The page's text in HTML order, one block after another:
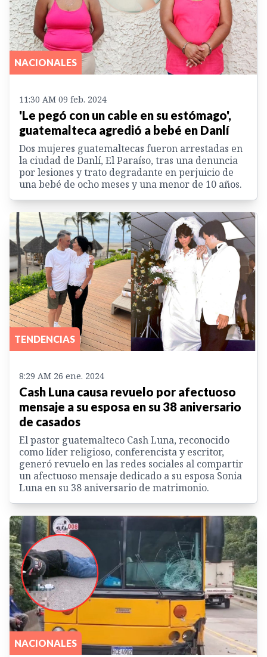
NACIONALES
11:30 AM 09 feb. 2024
'Le pegó con un cable en su estómago',
guatemalteca agredió a bebé en Danlí
Dos mujeres guatemaltecas fueron arrestadas en
la ciudad de Danlí, El Paraíso, tras una denuncia
por lesiones y trato degradante en perjuicio de
una bebé de ocho meses y una menor de 10 años.
TENDENCIAS
8:29 AM 26 ene. 2024
Cash Luna causa revuelo por afectuoso
mensaje a su esposa en su 38 aniversario
de casados
El pastor guatemalteco Cash Luna, reconocido
como líder religioso, conferencista y escritor,
generó revuelo en las redes sociales al compartir
un afectuoso mensaje dedicado a su esposa Sonia
Luna en su 38 aniversario de matrimonio.
NACIONALES